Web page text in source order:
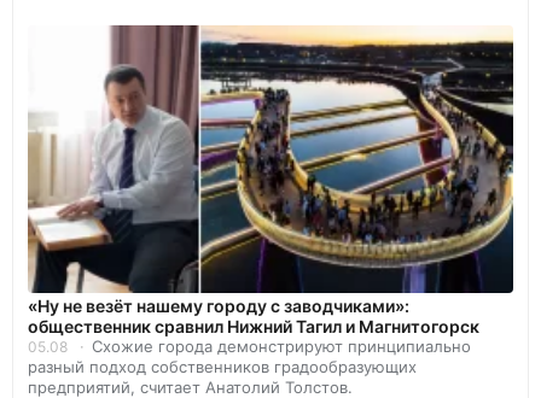
«Ну не везёт нашему городу с заводчиками»:
общественник сравнил Нижний Тагил и Магнитогорск
05.08
Схожие города демонстрируют принципиально
разный подход собственников градообразующих
предприятий, считает Анатолий Толстов.